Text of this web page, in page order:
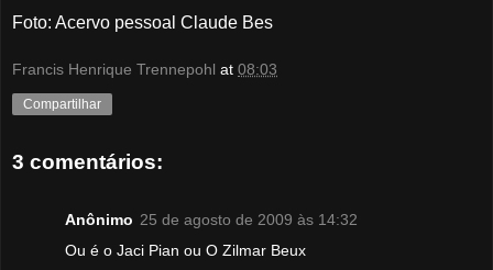
Foto: Acervo pessoal Claude Bes
Francis Henrique Trennepohl at 08:03
Compartilhar
3 comentários:
Anônimo 25 de agosto de 2009 às 14:32
Ou é o Jaci Pian ou O Zilmar Beux